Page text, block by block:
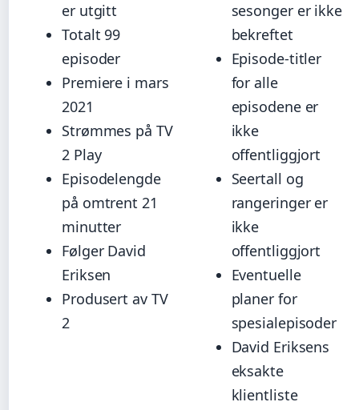
er utgitt
Totalt 99
episoder
Premiere i mars
2021
Strømmes på TV
2 Play
Episodelengde
på omtrent 21
minutter
Følger David
Eriksen
Produsert av TV
2
sesonger er ikke
bekreftet
Episode-titler
for alle
episodene er
ikke
offentliggjort
Seertall og
rangeringer er
ikke
offentliggjort
Eventuelle
planer for
spesialepisoder
David Eriksens
eksakte
klientliste